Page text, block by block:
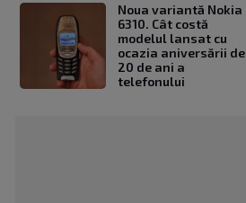
Noua variantă Nokia
6310. Cât costă
modelul lansat cu
ocazia aniversării de
20 de ani a
telefonului